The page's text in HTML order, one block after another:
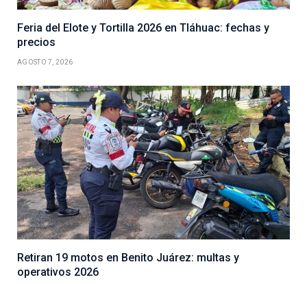
Feria del Elote y Tortilla 2026 en Tláhuac: fechas y
precios
AGOSTO 7, 2026
Retiran 19 motos en Benito Juárez: multas y
operativos 2026